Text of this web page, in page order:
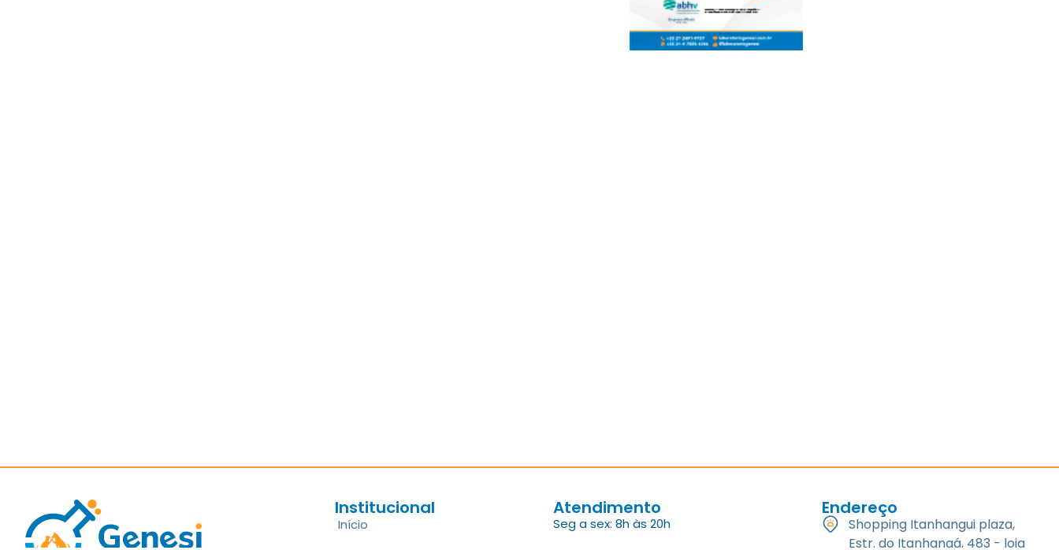
Institucional
Início
Atendimento
Seg a sex: 8h às 20h
Endereço
Shopping Itanhangui plaza,
Estr. do Itanhangá, 483 - loja